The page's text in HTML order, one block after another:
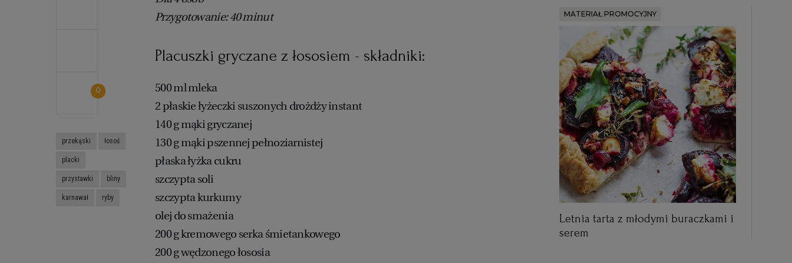
Przygotowanie: 40 minut
Placuszki gryczane z łososiem - składniki:
500 ml mleka
2 płaskie łyżeczki suszonych drożdży instant
140 g mąki gryczanej
130 g mąki pszennej pełnoziarnistej
płaska łyżka cukru
szczypta soli
szczypta kurkumy
olej do smażenia
200 g kremowego serka śmietankowego
200 g wędzonego łososia
0
przekąski łosoś
placki
przystawki bliny
karnawał ryby
MATERIAŁ PROMOCYJNY
Letnia tarta z młodymi buraczkami i
serem